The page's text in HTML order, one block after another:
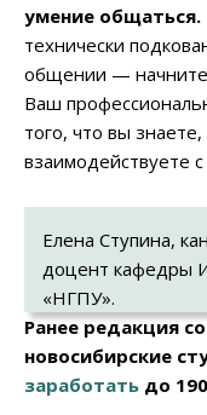
умение общаться.
технически
общении — начните
Ваш
того, что вы
взаимодействуете
Елена Ступина,
доцент
«НГПУ».
Ранее редакция
новосибирские
заработать до